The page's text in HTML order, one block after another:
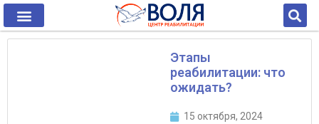
Этапы
реабилитации: что
ожидать?
15 октября, 2024